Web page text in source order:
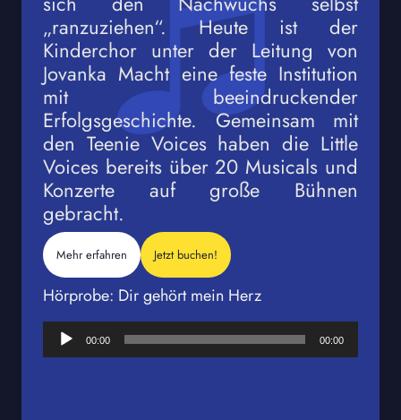
„ranzuziehen“. Heute ist der
Kinderchor unter der Leitung von
Jovanka Macht eine feste Institution
mit beeindruckender
Erfolgsgeschichte. Gemeinsam mit
den Teenie Voices haben die Little
Voices bereits über 20 Musicals und
Konzerte auf große Bühnen
gebracht.
Mehr erfahren Jetzt buchen!
Hörprobe: Dir gehört mein Herz
Audio-
Player
00:00 00:00